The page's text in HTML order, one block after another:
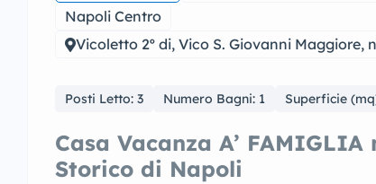
Napoli Centro
Vicoletto 2º di, Vico S. Giovanni Maggiore,
Posti Letto: 3 Numero Bagni: 1 Superficie
Casa Vacanza A’
Storico di Napoli